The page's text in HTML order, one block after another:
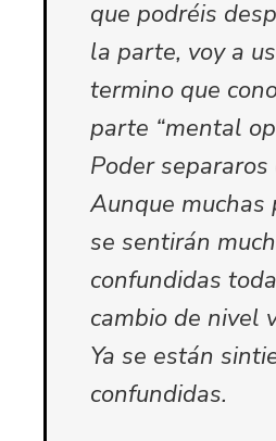
que podréis
la parte, voy a
termino que
parte “mental
Poder
Aunque muchas
se sentirán
confundidas
cambio de nivel
Ya se están
confundidas.